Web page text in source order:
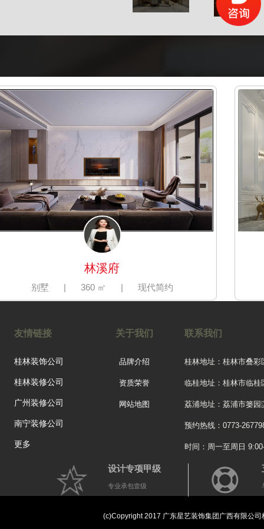
林溪府
别墅 360 ㎡ 现代简约
彰泰名都
110 ㎡ | 中式
友情链接
桂林装饰公司
桂林装修公司
广州装修公司
南宁装修公司
更多
关于我们
品牌介绍
资质荣誉
网站地图
联系我们
桂林地址：桂林市叠
临桂地址：桂林市临
荔浦地址：荔浦市篓园
预约热线：0773-
时间：周一至周日
设计专项甲级
专业承包壹级
(c)Copyright 2017 广东星艺装饰集团广西有限公